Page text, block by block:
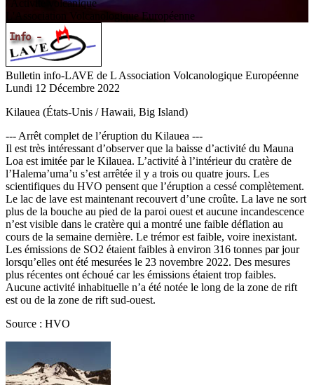
/ Activité volcanique
ssociation V olcanologiqueEuropéenne
Bulletin info-LAVE de L Association Volcanologique Européenne
Lundi 12 Décembre 2022
Kilauea (États-Unis / Hawaii, Big Island)
--- Arrêt complet de l’éruption du Kilauea ---
Il est très intéressant d’observer que la baisse d’activité du Mauna
Loa est imitée par le Kilauea. L’activité à l’intérieur du cratère de
l’Halema’uma’u s’est arrêtée il y a trois ou quatre jours. Les
scientifiques du HVO pensent que l’éruption a cessé complètement.
Le lac de lave est maintenant recouvert d’une croûte. La lave ne sort
plus de la bouche au pied de la paroi ouest et aucune incandescence
n’est visible dans le cratère qui a montré une faible déflation au
cours de la semaine dernière. Le trémor est faible, voire inexistant.
Les émissions de SO2 étaient faibles à environ 316 tonnes par jour
lorsqu’elles ont été mesurées le 23 novembre 2022. Des mesures
plus récentes ont échoué car les émissions étaient trop faibles.
Aucune activité inhabituelle n’a été notée le long de la zone de rift
est ou de la zone de rift sud-ouest.
Source : HVO